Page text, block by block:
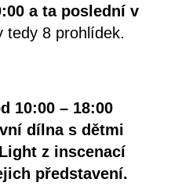
a ta poslední v
8 prohlídek.
10:00 – 18:00
dílna s dětmi
z inscenací
představení.